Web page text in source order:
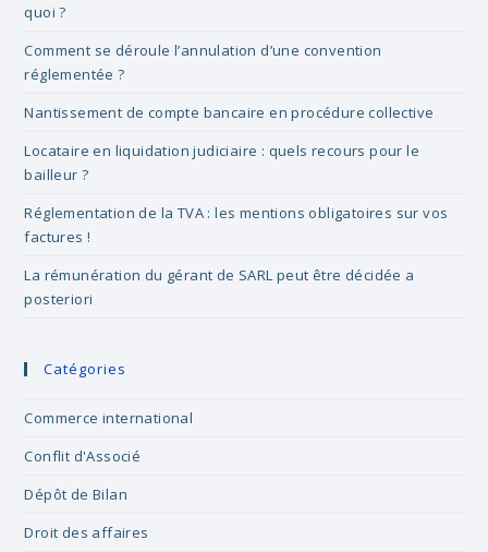
quoi ?
Comment se déroule l’annulation d’une convention
réglementée ?
Nantissement de compte bancaire en procédure collective
Locataire en liquidation judiciaire : quels recours pour le
bailleur ?
Réglementation de la TVA : les mentions obligatoires sur vos
factures !
La rémunération du gérant de SARL peut être décidée a
posteriori
Catégories
Commerce international
Conflit d'Associé
Dépôt de Bilan
Droit des affaires